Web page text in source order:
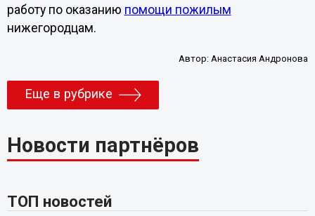
работу по оказанию помощи пожилым
нижегородцам.
Автор: Анастасия Андронова
Еще в рубрике
Новости партнёров
ТОП новостей